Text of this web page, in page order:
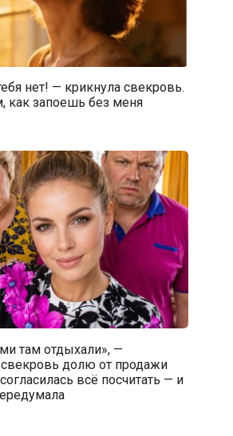
нет! — крикнула свекровь.
как запоешь без меня
там отдыхали», —
свекровь долю от продажи
всё посчитать — и